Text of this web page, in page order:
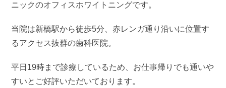
ニックのオフィスホワイトニングです。
当院は新橋駅から徒歩5分、赤レンガ通り沿いに位置す
るアクセス抜群の歯科医院。
平日19時まで診療しているため、お仕事帰りでも通いや
すいとご好評いただいております。